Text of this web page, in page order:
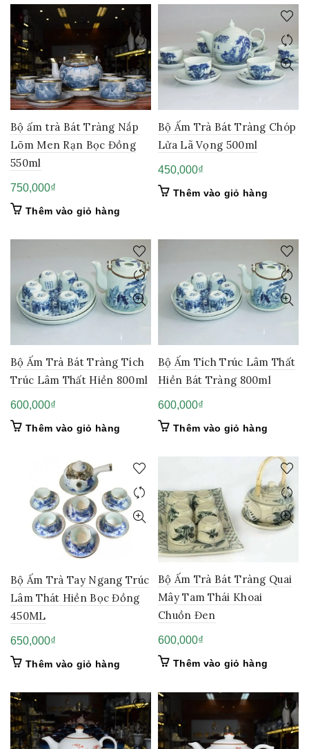
Bộ ấm trà Bát Tràng Nắp
Lõm Men Rạn Bọc Đồng
550ml
750,000₫
Thêm vào giỏ hàng
Bộ Ấm Trà Bát Tràng Chóp
Lửa Lã Vọng 500ml
450,000₫
Thêm vào giỏ hàng
Bộ Ấm Trà Bát Tràng Tích
Trúc Lâm Thất Hiền 800ml
600,000₫
Thêm vào giỏ hàng
Bộ Ấm Tích Trúc Lâm Thất
Hiền Bát Tràng 800ml
600,000₫
Thêm vào giỏ hàng
Bộ Ấm Trà Tay Ngang Trúc
Lâm Thát Hiền Bọc Đồng
450ML
650,000₫
Thêm vào giỏ hàng
Bộ Ấm Trà Bát Tràng Quai
Mây Tam Thái Khoai
Chuồn Đen
600,000₫
Thêm vào giỏ hàng